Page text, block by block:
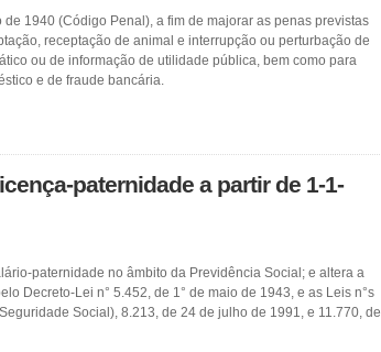
1940 (Código Penal), a fim de majorar as penas previstas
receptação de animal e interrupção ou perturbação de
ou de informação de utilidade pública, bem como para
e de fraude bancária.
paternidade a partir de 1-1-
paternidade no âmbito da Previdência Social; e altera a
Decreto-Lei n° 5.452, de 1° de maio de 1943, e as Leis n°s
Social), 8.213, de 24 de julho de 1991, e 11.770, de